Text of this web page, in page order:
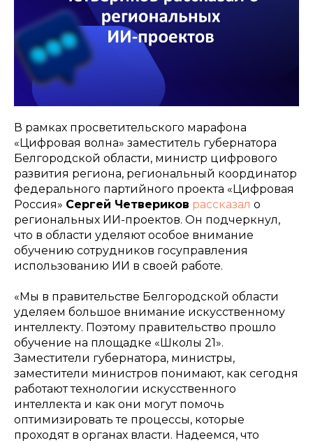
В рамках просветительского марафона
«Цифровая волна» заместитель губернатора
Белгородской области, министр цифрового
развития региона, региональный координатор
федерального партийного проекта «Цифровая
Россия» Сергей Четвериков рассказал о
региональных ИИ-проектов. Он подчеркнул,
что в области уделяют особое внимание
обучению сотрудников госуправления
использованию ИИ в своей работе.
«Мы в правительстве Белгородской области
уделяем большое внимание искусственному
интеллекту. Поэтому правительство прошло
обучение на площадке «Школы 21».
Заместители губернатора, министры,
заместители министров понимают, как сегодня
работают технологии искусственного
интеллекта и как они могут помочь
оптимизировать те процессы, которые
проходят в органах власти. Надеемся, что